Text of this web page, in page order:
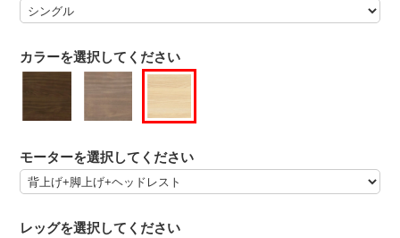
カラーを選択してください
モーターを選択してください
レッグを選択してください